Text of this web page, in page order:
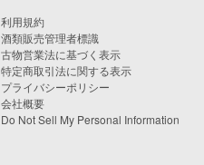
利用規約
酒類販売管理者標識
古物営業法に基づく表示
特定商取引法に関する表示
プライバシーポリシー
会社概要
Do Not Sell My Personal Information